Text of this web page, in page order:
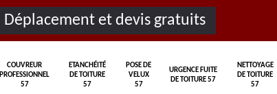
Déplacement et devis gratuits
COUVREUR
PROFESSIONNEL
57
ETANCHÉITÉ
DE TOITURE
57
POSE DE
VELUX
57
URGENCE FUITE
DE TOITURE 57
NETTOYAGE
DE TOITURE
57